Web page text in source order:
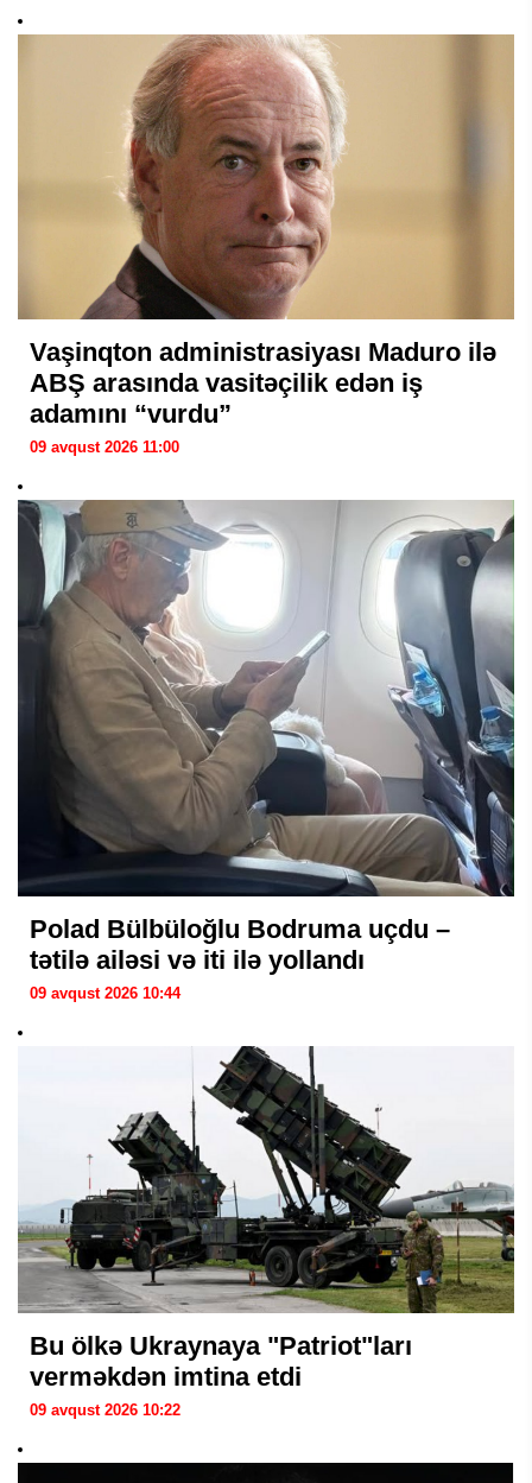
Vaşinqton administrasiyası Maduro ilə
ABŞ arasında vasitəçilik edən iş
adamını “vurdu”
09 avqust 2026 11:00
Polad Bülbüloğlu Bodruma uçdu –
tətilə ailəsi və iti ilə yollandı
09 avqust 2026 10:44
Bu ölkə Ukraynaya "Patriot"ları
verməkdən imtina etdi
09 avqust 2026 10:22